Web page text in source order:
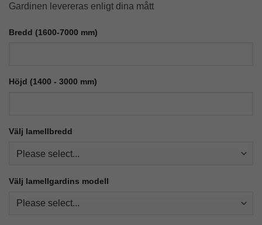
Gardinen levereras enligt dina mått
Bredd (1600-7000 mm)
Höjd (1400 - 3000 mm)
Välj lamellbredd
Välj lamellgardins modell